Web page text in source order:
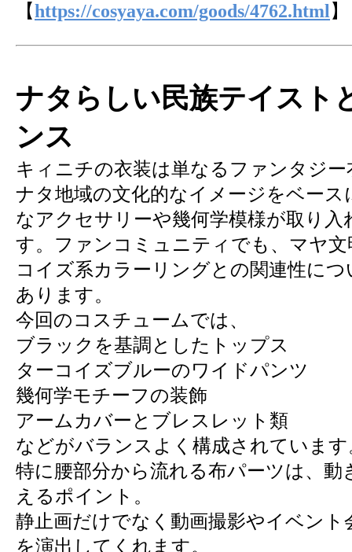
【https://cosyaya.com/goods/4762.html 】
ナタらしい民族テイスト
ンス
キィニチの衣装は単なるファンタジ
ナタ地域の文化的なイメージをベー
なアクセサリーや幾何学模様が取り
す。ファンコミュニティでも、マヤ
コイズ系カラーリングとの関連性に
あります。
今回のコスチュームでは、
ブラックを基調としたトップス
ターコイズブルーのワイドパンツ
幾何学モチーフの装飾
アームカバーとブレスレット類
などがバランスよく構成されています
特に腰部分から流れる布パーツは、動
えるポイント。
静止画だけでなく動画撮影やイベント
を演出してくれます。